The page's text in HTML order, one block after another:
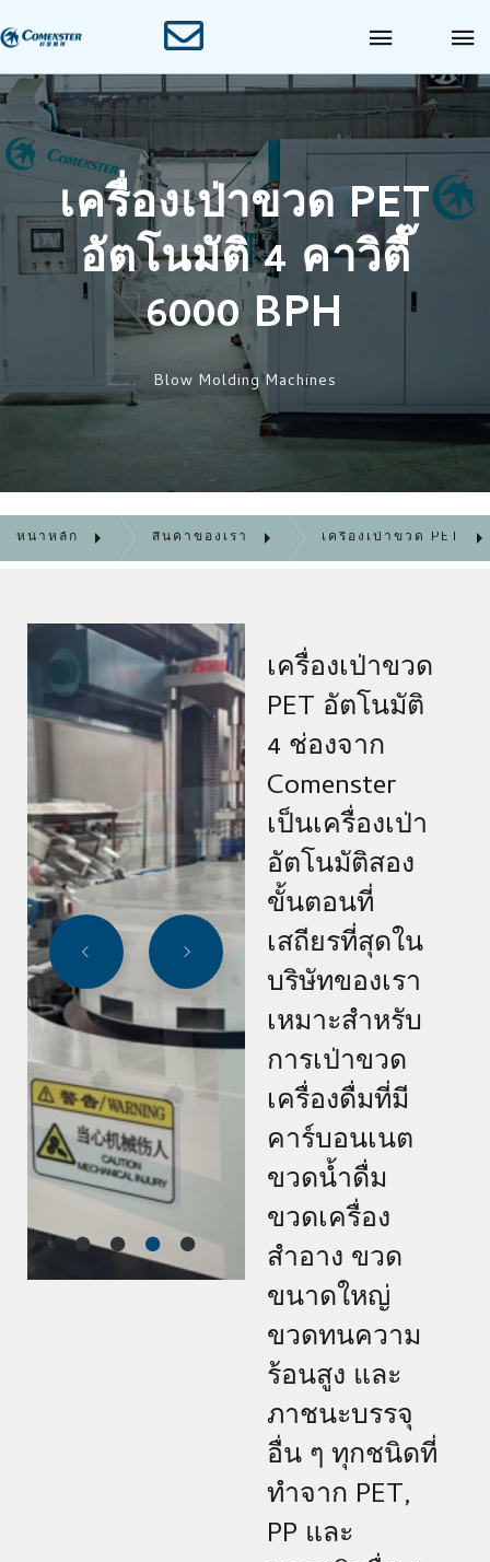
เครื่องเป่าขวด PET
อัตโนมัติ 4 คาวิตี๊
6000 BPH
Blow Molding Machines
หน้าหลัก สินค้าของเรา เครื่องเป่าขวด PET
เครื่องเป่าขวด
PET อัตโนมัติ
4 ช่องจาก
Comenster
เป็นเครื่องเป่า
อัตโนมัติสอง
ขั้นตอนที่
เสถียรที่สุดใน
บริษัทของเรา
เหมาะสำหรับ
การเป่าขวด
เครื่องดื่มที่มี
คาร์บอนเนต
ขวดน้ำดื่ม
ขวดเครื่อง
สำอาง ขวด
ขนาดใหญ่
ขวดทนความ
ร้อนสูง และ
ภาชนะบรรจุ
อื่น ๆ ทุกชนิดที่
ทำจาก PET,
PP และ